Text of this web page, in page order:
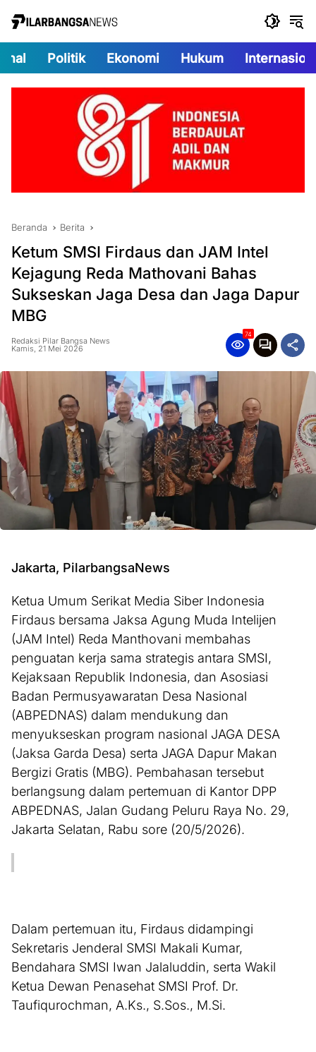
Politik Ekonomi Hukum
Beranda Berita
Ketum SMSI Firdaus dan JAM Intel
Kejagung Reda Mathovani Bahas
Sukseskan Jaga Desa dan Jaga Dapur
MBG
Redaksi Pilar Bangsa News
Kamis, 21 Mei 2026
74
Jakarta, PilarbangsaNews
Ketua Umum Serikat Media Siber Indonesia
Firdaus bersama Jaksa Agung Muda Intelijen
(JAM Intel) Reda Manthovani membahas
penguatan kerja sama strategis antara SMSI,
Kejaksaan Republik Indonesia, dan Asosiasi
Badan Permusyawaratan Desa Nasional
(ABPEDNAS) dalam mendukung dan
menyukseskan program nasional JAGA DESA
(Jaksa Garda Desa) serta JAGA Dapur Makan
Bergizi Gratis (MBG). Pembahasan tersebut
berlangsung dalam pertemuan di Kantor DPP
ABPEDNAS, Jalan Gudang Peluru Raya No. 29,
Jakarta Selatan, Rabu sore (20/5/2026).
Dalam pertemuan itu, Firdaus didampingi
Sekretaris Jenderal SMSI Makali Kumar,
Bendahara SMSI Iwan Jalaluddin, serta Wakil
Ketua Dewan Penasehat SMSI Prof. Dr.
Taufiqurochman, A.Ks., S.Sos., M.Si.